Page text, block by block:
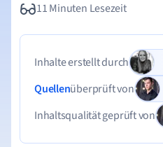
11 Minuten Lesezeit
Inhalte erstellt durch
Quellenüberprüft von
Inhaltsqualität geprüft von